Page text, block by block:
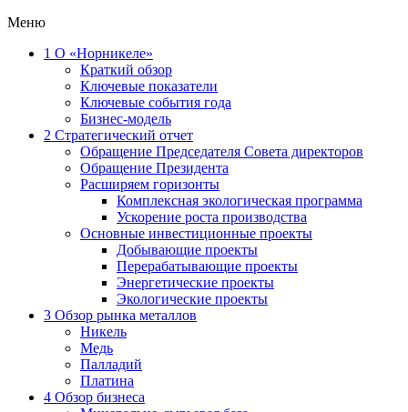
Меню
1 О «Норникеле»
Краткий обзор
Ключевые показатели
Ключевые события года
Бизнес-модель
2 Стратегический отчет
Обращение Председателя Совета директоров
Обращение Президента
Расширяем горизонты
Комплексная экологическая программа
Ускорение роста производства
Основные инвестиционные проекты
Добывающие проекты
Перерабатывающие проекты
Энергетические проекты
Экологические проекты
3 Обзор рынка металлов
Никель
Медь
Палладий
Платина
4 Обзор бизнеса